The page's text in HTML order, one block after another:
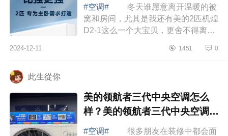
#空调#
冬天谁愿意离开温暖的被
窝和房间，尤其是我还有美的2匹机煌
D2-1这么一个大宝贝，更舍不得离开
空调是高端机吗？美的机煌空调优点
2024-12-11 1451 0
此生從你
美的领航者三代中央空调怎么
样？美的领航者三代中央空调的
优缺点
#空调#
很多朋友在装修中都会面